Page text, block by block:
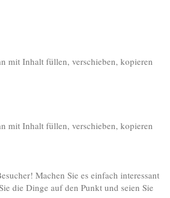
mit Inhalt füllen, verschieben, kopieren
mit Inhalt füllen, verschieben, kopieren
Machen Sie es einfach interessant
die Dinge auf den Punkt und seien Sie